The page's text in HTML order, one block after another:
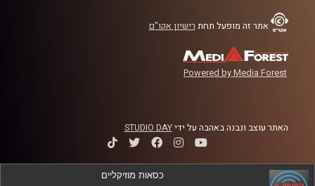
אתר זה מופעל תחת רישיון אקו"ם
Powered by Media Forest
האתר עוצב ונבנה באהבה על ידיSTUDIO DAY
כסאות מוזיקליים